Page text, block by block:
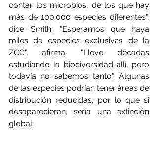
contar los microbios, de los que hay
más de 100.000 especies diferentes",
dice Smith. "Esperamos que haya
miles de especies exclusivas de la
ZCC", afirma. "Llevo décadas
estudiando la biodiversidad allí, pero
todavía no sabemos tanto". Algunas
de las especies podrían tener áreas de
distribución reducidas, por lo que si
desaparecieran, sería una extinción
global.